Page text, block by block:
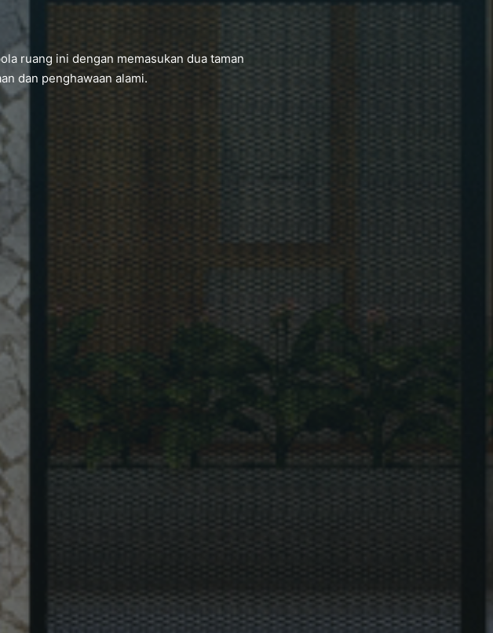
ruang ini dengan memasukan dua taman
dan penghawaan alami.